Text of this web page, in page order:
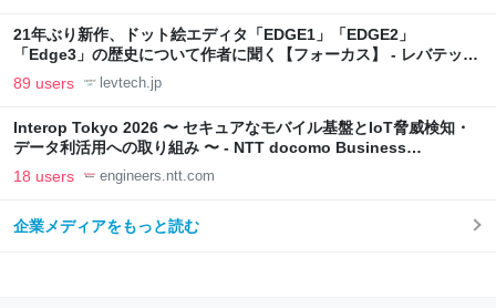
21年ぶり新作、ドット絵エディタ「EDGE1」「EDGE2」
「Edge3」の歴史について作者に聞く【フォーカス】 - レバテック
LAB
89 users levtech.jp
Interop Tokyo 2026 〜 セキュアなモバイル基盤とIoT脅威検知・
データ利活用への取り組み 〜 - NTT docomo Business
Engineers' Blog
18 users engineers.ntt.com
企業メディアをもっと読む